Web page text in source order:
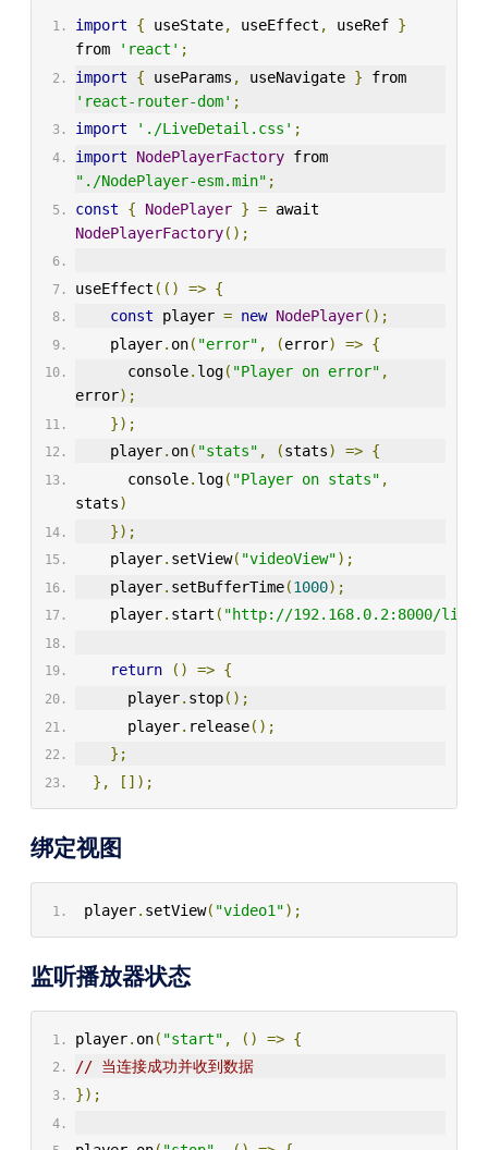
import { useState, useEffect , useRef }
from
'react' ;
import
{ useParams , useNavigate }
from
'react-router-dom' ;
import
'./LiveDetail.css' ;
import
NodePlayerFactory
from
"./NodePlayer-esm.min" ;
const
{ NodePlayer } =
NodePlayerFactory();
useEffect (() => {
const player = new NodePlayer();
    player
. on( "error" , (error) => {
      console
. log( "Player on error" ,
error);
});
    player
. on( "stats" , (stats) => {
      console
. log( "Player on stats" ,
stats)
});
    player
. setView( "videoView");
    player
. setBufferTime(1000);
    player
. start ( "http://192.168.0.2:8000/
return () => {
      player
. stop();
      player
. release();
};
},
[]);
绑定视图
player. setView( "video1");
监听播放器状态
player. on( "start" , () => {
// 当连接成功并收到数据
});